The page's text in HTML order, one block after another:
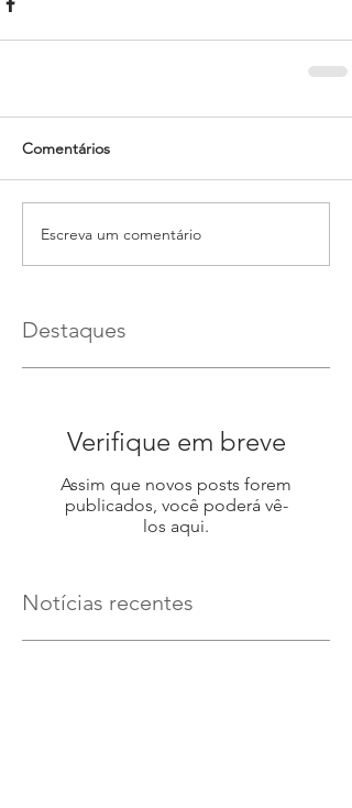
Comentários
Escreva um comentário
Destaques
Verifique em breve
Assim que novos posts forem
publicados, você poderá vê-
los aqui.
Notícias recentes